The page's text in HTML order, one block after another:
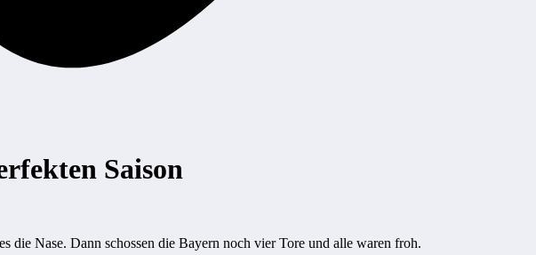
Saison
die Nase. Dann schossen die Bayern noch vier Tore und alle waren froh.